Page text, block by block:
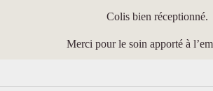
Colis bien réceptionné.
Merci pour le soin apporté à